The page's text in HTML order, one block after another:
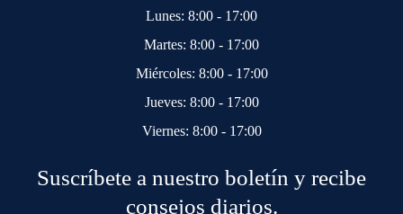
Lunes: 8:00 - 17:00
Martes: 8:00 - 17:00
Miércoles: 8:00 - 17:00
Jueves: 8:00 - 17:00
Viernes: 8:00 - 17:00
Suscríbete a nuestro boletín y recibe
consejos diarios.